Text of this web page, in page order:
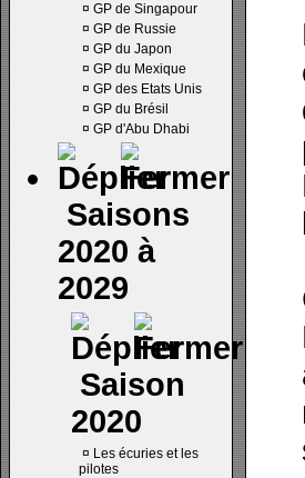
¤ GP de Singapour
¤ GP de Russie
¤ GP du Japon
¤ GP du Mexique
¤ GP des Etats Unis
¤ GP du Brésil
¤ GP d'Abu Dhabi
Saisons
2020 à
2029
Saison
2020
¤ Les écuries et les
pilotes